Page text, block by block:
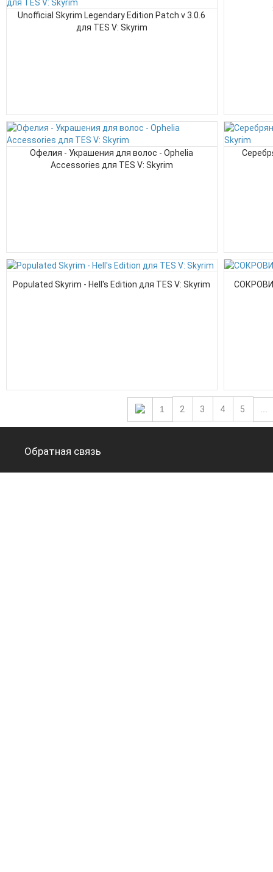
Unofficial Skyrim Legendary Edition Patch v 3.0.6
для TES V: Skyrim
Офелия - Украшения для волос - Ophelia
Accessories для TES V: Skyrim
Populated Skyrim - Hell's Edition для TES V: Skyrim
1 2 3 4 5
Обратная связь